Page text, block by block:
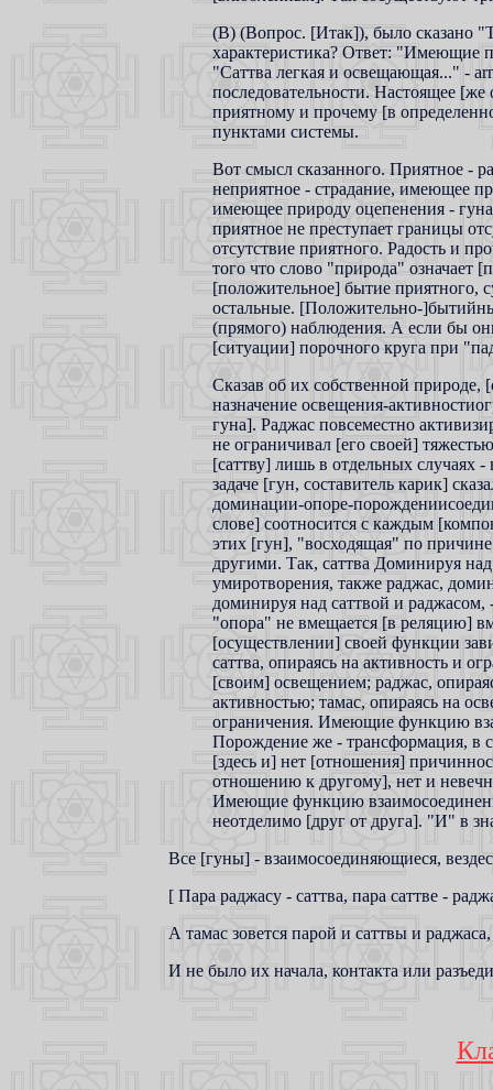
(В) (Вопрос. [Итак]), было сказано
характеристика? Ответ: "Имеющие
"Саттва легкая и освещающая..." -
последовательности. Настоящее
приятному и прочему [в
пунктами системы.
Вот смысл сказанного. Приятное -
неприятное - страдание, имеющее
имеющее природу оцепенения -
приятное не преступает границы
отсутствие приятного. Радость и
того что слово "природа" означает
[положительное] бытие приятного,
остальные. [Положительно-
(прямого) наблюдения. А если бы
[ситуации] порочного круга при
Сказав об их собственной природе,
назначение освещения-
гуна]. Раджас повсеместно
не ограничивал [его своей]
[саттву] лишь в отдельных случаях -
задаче [гун, составитель карик]
доминации-опоре-
слове] соотносится с каждым
этих [гун], "восходящая" по
другими. Так, саттва Доминируя
умиротворения, также раджас,
доминируя над саттвой и
"опора" не вмещается [в реляцию]
[осуществлении] своей функции
саттва, опираясь на активность и
[своим] освещением; раджас,
активностью; тамас, опираясь на
ограничения. Имеющие функцию
Порождение же - трансформация, в
[здесь и] нет [отношения]
отношению к другому], нет и
Имеющие функцию
неотделимо [друг от друга]. "И" в
Все [гуны] - взаимосоединяющиеся,
[ Пара раджасу - саттва, пара саттве -
А тамас зовется парой и саттвы и раджаса,
И не было их начала, контакта или